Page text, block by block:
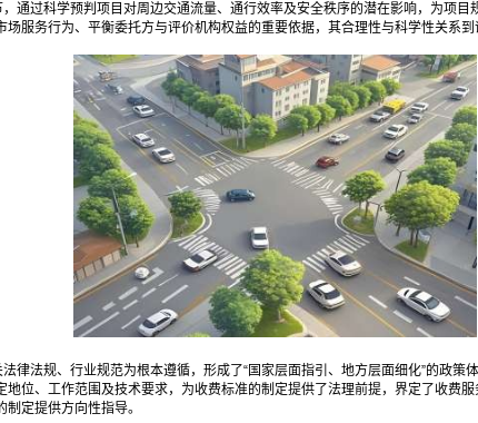
通过科学预判项目对周边交通流量、通行效率及安全秩序的潜在影响，为项
服务行为、平衡委托方与评价机构权益的重要依据，其合理性与科学性关系
律法规、行业规范为根本遵循，形成了“国家层面指引、地方层面细化”的政
位、工作范围及技术要求，为收费标准的制定提供了法理前提，界定了收费
定提供方向性指导。